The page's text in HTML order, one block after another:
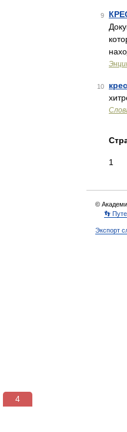
9
10
1
©
👣
Экспорт
3